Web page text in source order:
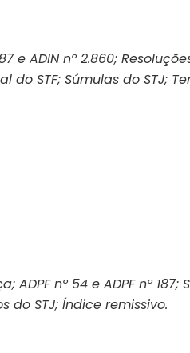
e ADIN nº 2.860;
do STF; Súmulas do STJ;
nº 54 e ADPF nº 187;
do STJ; Índice remissivo.